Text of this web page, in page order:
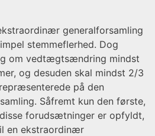
generalforsamling
stemmeflerhed. Dog
om vedtægtsændring mindst
og desuden skal mindst 2/3
på den
Såfremt kun den første,
forudsætninger er opfyldt,
en ekstraordinær